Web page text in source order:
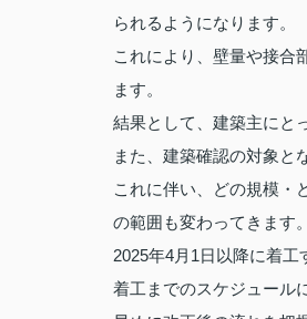
られるようになります。
これにより、壁量や接合
ます。
結果として、建築主にと
また、建築確認の対象と
これに伴い、どの規模・
の範囲も変わってきます。
2025年4月1日以降に着
着工までのスケジュール